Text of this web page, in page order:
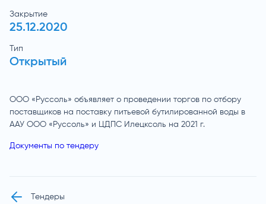
Закрытие
25.12.2020
Тип
Открытый
ООО «Руссоль» объявляет о проведении торгов по отбору
поставщиков на поставку питьевой бутилированной воды в
ААУ ООО «Руссоль» и ЦДПС Илецксоль на 2021 г.
Документы по тендеру
Тендеры